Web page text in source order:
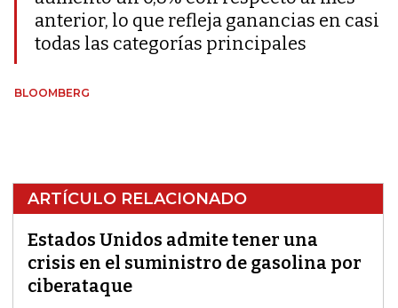
anterior, lo que refleja ganancias en casi
todas las categorías principales
BLOOMBERG
ARTÍCULO RELACIONADO
Estados Unidos admite tener una
crisis en el suministro de gasolina por
ciberataque